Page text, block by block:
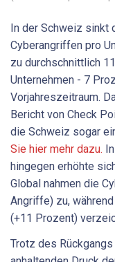
In der Schweiz sinkt
Cyberangriffen pro
zu durchschnittlich
Unternehmen - 7
Vorjahreszeitraum.
Bericht von Check
die Schweiz sogar
Sie hier mehr dazu.
hingegen erhöhte
Global nahmen die
Angriffe) zu,
(+11 Prozent)
Trotz des